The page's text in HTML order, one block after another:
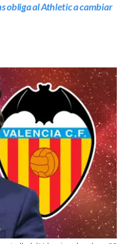
obliga al Athletic a cambiar